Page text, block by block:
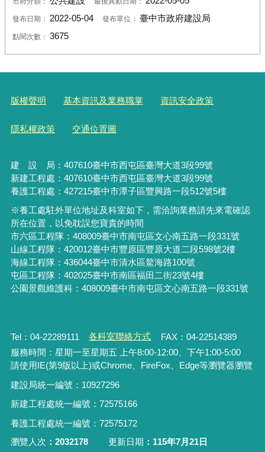
發布日期： 2022-05-04 發布單位： 臺中市政府建設局
點閱次數： 3675
版權聲明 基本資訊及業務職掌 資訊安全政策
隱私權政策 交通位置圖
建 設 局： 407610臺中市西屯區臺灣大道3段99號
新建工程處：407610臺中市西屯區臺灣大道3段99號
養護工程處：427215臺中市潭子區豐興路一段512號5樓
※養工處駐外單位地址及科室如下，需洽詢業務請先來電確認
所在位置，以免耽誤您寶貴的時間
市六區工程隊：408009臺中市南屯區文心南五路一段331號
山線工程隊：420012臺中市豐原區豐原大道二段598號2樓
海線工程隊：436044臺中市清水區鰲海路100號
屯區工程隊：402025臺中市南區福田二街23號4樓
公園景觀維護科：408009臺中市南屯區文心南五路一段331號
Tel：04-22289111 各科室聯絡方式
FAX：04-22514389
服務時間：星期一至星期五 上午8:00-12:00、下午1:00-5:00
請使用IE(第9版以上)或Chrome、FireFox、Edge等瀏覽器瀏覽
建設局統一編號：10927296
新建工程處統一編號 ： 72575166
養護工程處統一編號 ： 72575172
瀏覽人次
2032178 更新日期 115年7月21日